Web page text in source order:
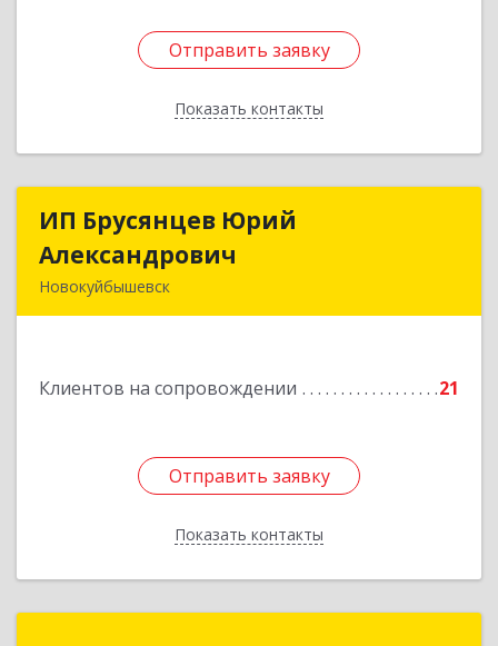
Отправить заявку
Показать контакты
Отправить заявку
Назад
ИП Брусянцев Юрий
Александрович
Новокуйбышевск
Клиентов на сопровождении 21
Отправить заявку
Показать контакты
ИП Брусянцев Юрий
Подробнее
Отправить заявку
Назад